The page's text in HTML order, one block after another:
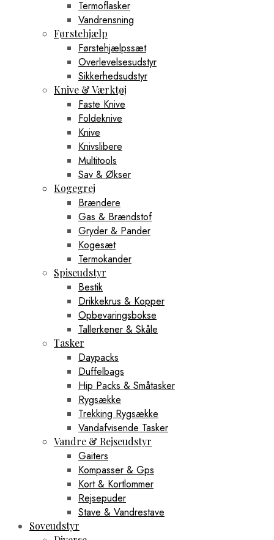
Termoflasker
Vandrensning
Førstehjælp
Førstehjælpssæt
Overlevelsesudstyr
Sikkerhedsudstyr
Knive & Værktøj
Faste Knive
Foldeknive
Knive
Knivslibere
Multitools
Sav & Økser
Kogegrej
Brændere
Gas & Brændstof
Gryder & Pander
Kogesæt
Termokander
Spiseudstyr
Bestik
Drikkekrus & Kopper
Opbevaringsbokse
Tallerkener & Skåle
Tasker
Daypacks
Duffelbags
Hip Packs & Småtasker
Rygsække
Trekking Rygsække
Vandafvisende Tasker
Vandre & Rejseudstyr
Gaiters
Kompasser & Gps
Kort & Kortlommer
Rejsepuder
Stave & Vandrestave
Soveudstyr